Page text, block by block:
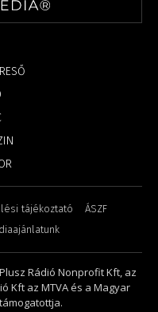
tájékoztató
ÁSZF
Rádió Nonprofit Kft, az
Kft az MTVA és a Magyar